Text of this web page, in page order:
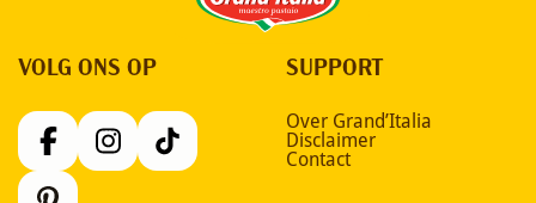
VOLG ONS OP SUPPORT
Over Grand’Italia
Disclaimer
Contact